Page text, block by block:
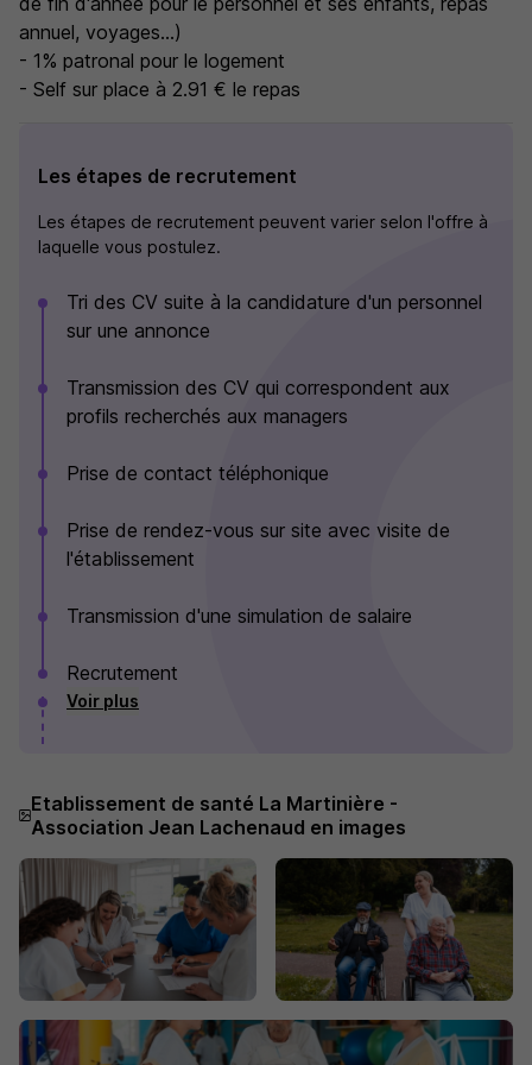
annuel, voyages...)
- 1% patronal pour le logement
- Self sur place à 2.91 € le repas
Les étapes de recrutement
Les étapes de recrutement peuvent varier selon l'offre à
laquelle vous postulez.
Tri des CV suite à la candidature d'un personnel
sur une annonce
Transmission des CV qui correspondent aux
profils recherchés aux managers
Prise de contact téléphonique
Prise de rendez-vous sur site avec visite de
l'établissement
Transmission d'une simulation de salaire
Recrutement
Voir plus
Etablissement de santé La Martinière -
Association Jean Lachenaud en images